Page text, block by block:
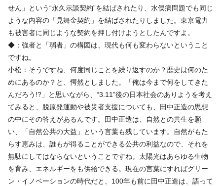
せん」という“永久示談契約”を結ばされたり、水俣病問題でも同じ
ような内容の「見舞金契約」を結ばされたりしました。東京電力
も被害者に同じような契約を押し付けようとしたんですよ。
◆：強者と「弱者」の構図は、現代も何も変わらないということ
ですね。
小松：そうですね、何度同じことを繰り返すのか？歴史は何のた
めにあるのか？と、愕然としました。「俺は今まで何をしてきた
んだろう!?」と思いながら、“3.11”後の日本社会のありようを考え
てみると、脱原発運動や被災者支援についても、田中正造の思想
の中にその答えがあるんです。田中正造は、自然との共生を願
い、「自然公共の大益」という言葉も残しています。自然がもた
らす恵みは、誰もが得ることができる公共の利益なので、それを
無駄にしてはならないということですね。太陽光はあらゆる生物
を育み、エネルギーをも供給できる。現在の言葉にすればグリー
ン・イノベーションの時代だと、100年も前に田中正造は、語って